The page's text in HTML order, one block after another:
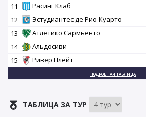
11
Расинг Клаб
12
Эстудиантес де Рио-Куарто
13
Атлетико Сармьенто
14
Альдосиви
15
Ривер Плейт
ПОДРОБНАЯ ТАБЛИЦА
ТАБЛИЦА ЗА ТУР